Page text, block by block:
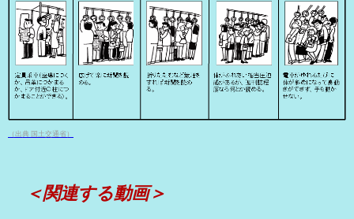
（出典 国土交通省）
＜関連する動画＞